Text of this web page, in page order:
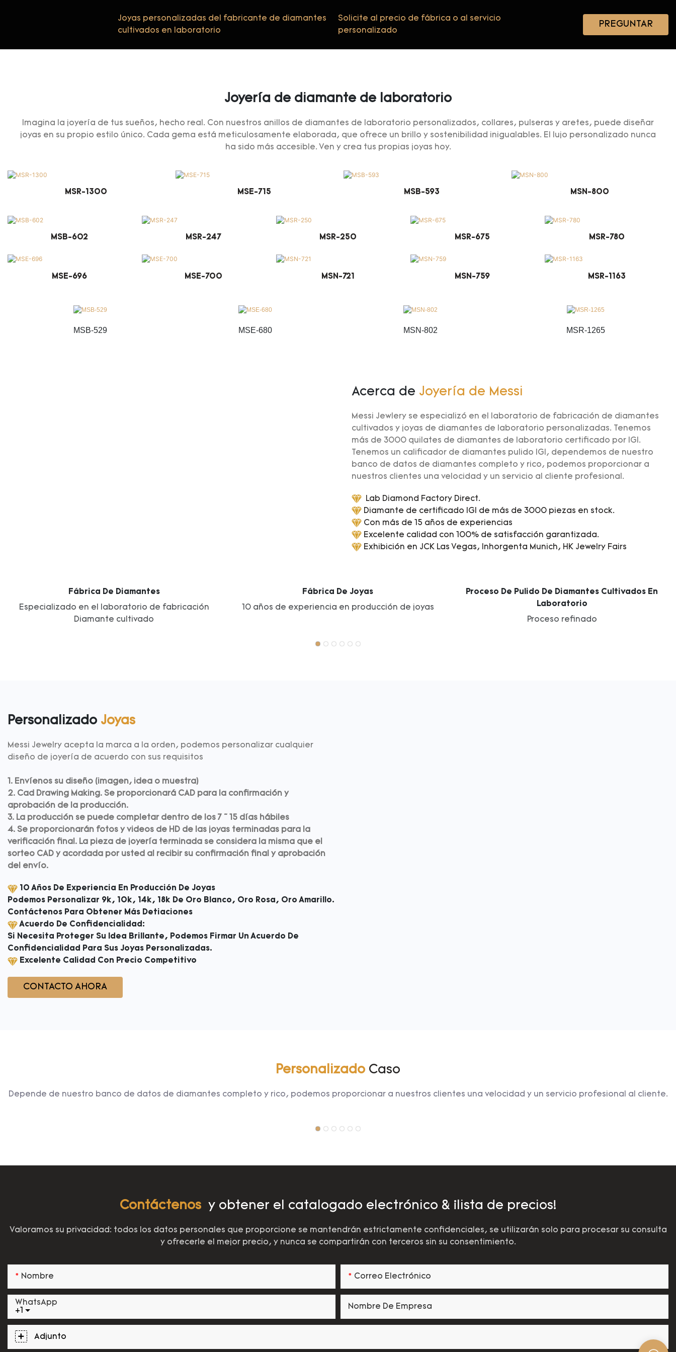
Joyas personalizadas del fabricante de diamantes
cultivados en laboratorio
Solicite al precio de fábrica o al servicio
personalizado
PREGUNTAR
Joyería de diamante de laboratorio
Imagina la joyería de tus sueños, hecho real. Con nuestros anillos de diamantes de laboratorio personalizados, collares, pulseras y aretes, puede diseñar
joyas en su propio estilo único. Cada gema está meticulosamente elaborada, que ofrece un brillo y sostenibilidad inigualables. El lujo personalizado nunca
ha sido más accesible. Ven y crea tus propias joyas hoy.
MSR-1300 MSE-715 MSB-593 MSN-800
MSB-602 MSR-247 MSR-250 MSR-675 MSR-780
MSE-696 MSE-700 MSN-721 MSN-759 MSR-1163
MSB-529 MSE-680 MSN-802 MSR-1265
Acerca de Joyería de Messi
Messi Jewlery se especializó en el laboratorio de fabricación de diamantes
cultivados y joyas de diamantes de laboratorio personalizadas. Tenemos
más de 3000 quilates de diamantes de laboratorio certificado por IGI.
Tenemos un calificador de diamantes pulido IGI, dependemos de nuestro
banco de datos de diamantes completo y rico, podemos proporcionar a
nuestros clientes una velocidad y un servicio al cliente profesional.
Lab Diamond Factory Direct.
Diamante de certificado IGI de más de 3000 piezas en stock.
Con más de 15 años de experiencias
Excelente calidad con 100% de satisfacción garantizada.
Exhibición en JCK Las Vegas, Inhorgenta Munich, HK Jewelry Fairs
Fábrica De Diamantes
Especializado en el laboratorio de fabricación
Diamante cultivado
Fábrica De Joyas
10 años de experiencia en producción de joyas
Proceso De Pulido De Diamantes Cultivados En
Laboratorio
Proceso refinado
Personalizado Joyas
Messi Jewelry acepta la marca a la orden, podemos personalizar cualquier
diseño de joyería de acuerdo con sus requisitos
1. Envíenos su diseño (imagen, idea o muestra)
2. Cad Drawing Making. Se proporcionará CAD para la confirmación y
aprobación de la producción.
3. La producción se puede completar dentro de los 7 ~ 15 días hábiles
4. Se proporcionarán fotos y videos de HD de las joyas terminadas para la
verificación final. La pieza de joyería terminada se considera la misma que el
sorteo CAD y acordada por usted al recibir su confirmación final y aprobación
del envío.
10 Años De Experiencia En Producción De Joyas
Podemos Personalizar 9k, 10k, 14k, 18k De Oro Blanco, Oro Rosa, Oro Amarillo.
Contáctenos Para Obtener Más Detiaciones
Acuerdo De Confidencialidad:
Si Necesita Proteger Su Idea Brillante, Podemos Firmar Un Acuerdo De
Confidencialidad Para Sus Joyas Personalizadas.
Excelente Calidad Con Precio Competitivo
CONTACTO AHORA
Personalizado Caso
Depende de nuestro banco de datos de diamantes completo y rico, podemos proporcionar a nuestros clientes una velocidad y un servicio profesional al cliente.
Contáctenos y obtener el catalogado electrónico & ¡lista de precios!
Valoramos su privacidad: todos los datos personales que proporcione se mantendrán estrictamente confidenciales, se utilizarán solo para procesar su consulta
y ofrecerle el mejor precio, y nunca se compartirán con terceros sin su consentimiento.
Nombre Correo Electrónico
+1
WhatsApp Nombre De Empresa
Adjunto